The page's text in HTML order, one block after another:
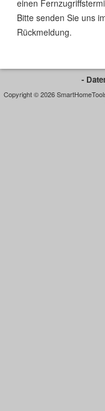
einen
Bitte senden Sie uns
Rückmeldung.
-
Copyright © 2026